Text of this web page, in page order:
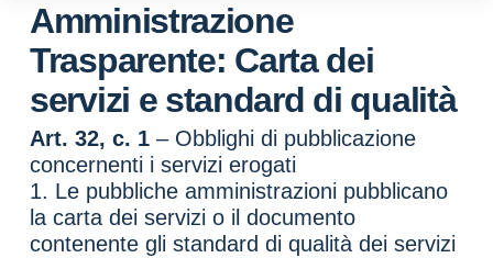
Amministrazione
Trasparente: Carta dei
servizi e standard di qualità
Art. 32, c. 1 – Obblighi di pubblicazione
concernenti i servizi erogati
1. Le pubbliche amministrazioni pubblicano
la carta dei servizi o il documento
contenente gli standard di qualità dei servizi